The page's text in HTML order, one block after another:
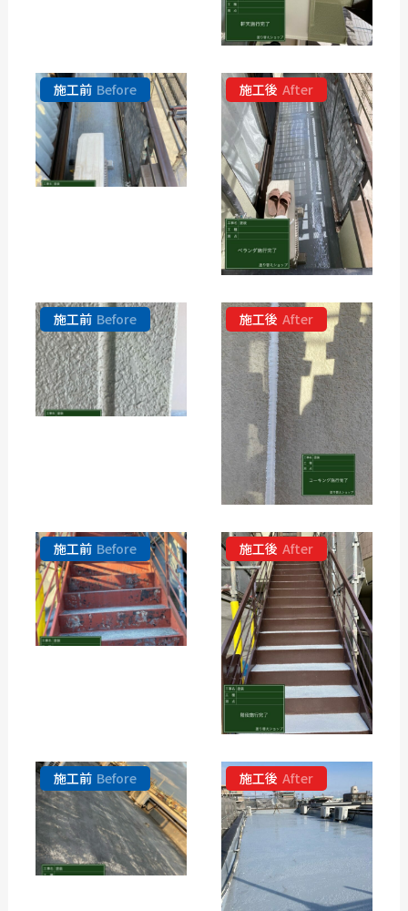
施工前 Before 施工後 After
施工前 Before 施工後 After
施工前 Before 施工後 After
施工前 Before 施工後 After